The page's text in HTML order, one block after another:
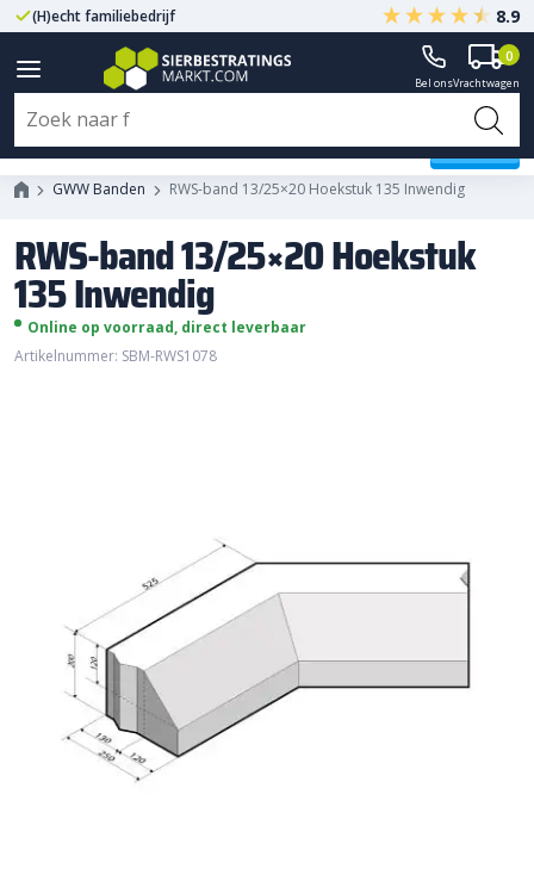
(H)echt familiebedrijf Gegarandeerd A-kwaliteit
8.9
Bel onsVrachtwagen
0
GWW Banden RWS-band 13/25×20 Hoekstuk 135 Inwendig
RWS-band 13/25×20 Hoekstuk
135 Inwendig
Online op voorraad, direct leverbaar
Artikelnummer: SBM-RWS1078
RWS-band 13/25x20 Hoekstuk
135 Inwendig